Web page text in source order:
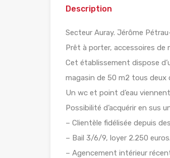
Description
Secteur Auray. Jérôme
Prêt à porter, accessoires de
Cet établissement dispose
magasin de 50 m2 tous deux
Un wc et point d’eau
Possibilité d’acquérir en sus
– Clientèle fidélisée depuis
– Bail 3/6/9, loyer 2.250 euros.
– Agencement intérieur